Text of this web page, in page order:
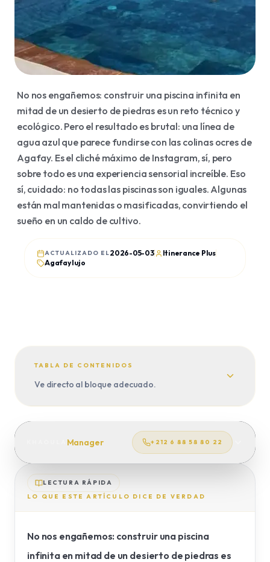
Viajes organizados
Traslados
Visado
Billetes de avión
Agafay
Essaouira
Merzouga
Ourika
Ouzoud
BLOG
Artículos
Guías
Historia
Opiniones
No nos engañemos: construir una piscina infinita en
mitad de un desierto de piedras es un reto técnico y
ecológico. Pero el resultado es brutal: una línea de
agua azul que parece fundirse con las colinas ocres de
Agafay. Es el cliché máximo de Instagram, sí, pero
sobre todo es una experiencia sensorial increíble. Eso
sí, cuidado: no todas las piscinas son iguales. Algunas
están mal mantenidas o masificadas, convirtiendo el
sueño en un caldo de cultivo.
ACTUALIZADO EL2026-05-03
Itinerance Plus
Agafay lujo
TABLA DE CONTENIDOS
Ve directo al bloque adecuado.
Manager +212 6 88 58 80 22
LECTURA RÁPIDA
LO QUE ESTE ARTÍCULO DICE DE VERDAD
No nos engañemos: construir una piscina
infinita en mitad de un desierto de piedras es